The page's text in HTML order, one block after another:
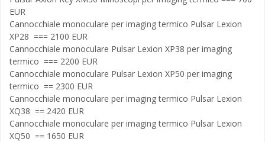
EUR
Cannocchiale monoculare per imaging termico Pulsar Lexion
XP28 === 2100 EUR
Cannocchiale monoculare Pulsar Lexion XP38 per imaging
termico === 2200 EUR
Cannocchiale monoculare Pulsar Lexion XP50 per imaging
termico == 2300 EUR
Cannocchiale monoculare per imaging termico Pulsar Lexion
XQ38 == 2420 EUR
Cannocchiale monoculare per imaging termico Pulsar Lexion
XQ50 == 1650 EUR